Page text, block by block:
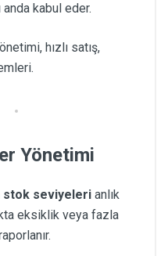
kabul eder.
hızlı satış,
Yönetimi
stok seviyeleri anlık
eksiklik veya fazla